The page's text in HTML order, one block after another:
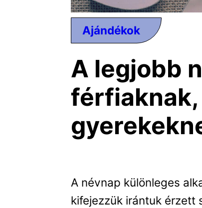
Ajándékok
A legjobb
A névnap különleges
kifejezzük irántuk érzett